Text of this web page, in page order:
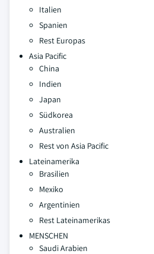
Italien
Spanien
Rest Europas
Asia Pacific
China
Indien
Japan
Südkorea
Australien
Rest von Asia Pacific
Lateinamerika
Brasilien
Mexiko
Argentinien
Rest Lateinamerikas
MENSCHEN
Saudi Arabien